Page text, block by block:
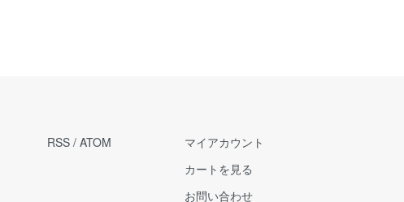
RSS / ATOM
マイアカウント
カートを見る
お問い合わせ